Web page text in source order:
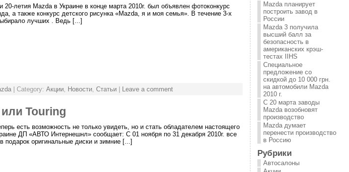
летия Mazda в Украине в конце марта 2010г. был объявлен фотоконкурс
а также конкурс детского рисунка «Mazda, я и моя семья». В течение 3-х
лучших . Ведь [...]
| Category: Акции, Новости, Статьи Leave a comment
Touring
есть возможность не только увидеть, но и стать обладателем настоящего
ДП «АВТО Интернешнл» сообщает: С 01 ноября по 31 декабря 2010г. все
подарок оригинальные диски и зимние [...]
Mazda планирует
построить завод в
России
Mazda 3 получила
высший балл за
безопасность в
американских крэш-
тестах IIHS
Специальное
предложение со
скидкой до 10 000 грн.
на автомобили Mazda
2010 г.
С 20 марта заводы
Mazda возобновят
производство
Mazda думает
перенести производство
в Россию
Рубрики
Автосалоны